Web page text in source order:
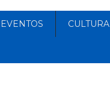
EVENTOS CULTURA